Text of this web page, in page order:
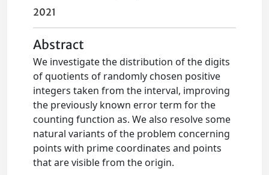
2021
Abstract
We investigate the distribution of the digits
of quotients of randomly chosen positive
integers taken from the interval, improving
the previously known error term for the
counting function as. We also resolve some
natural variants of the problem concerning
points with prime coordinates and points
that are visible from the origin.